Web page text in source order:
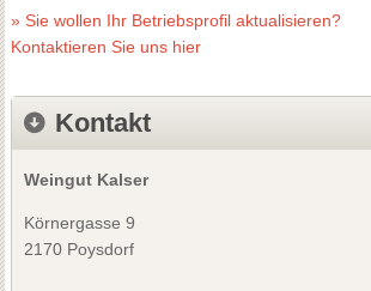
» Sie wollen Ihr Betriebsprofil aktualisieren?
Kontaktieren Sie uns hier
Kontakt
Weingut Kalser
Körnergasse 9
2170 Poysdorf